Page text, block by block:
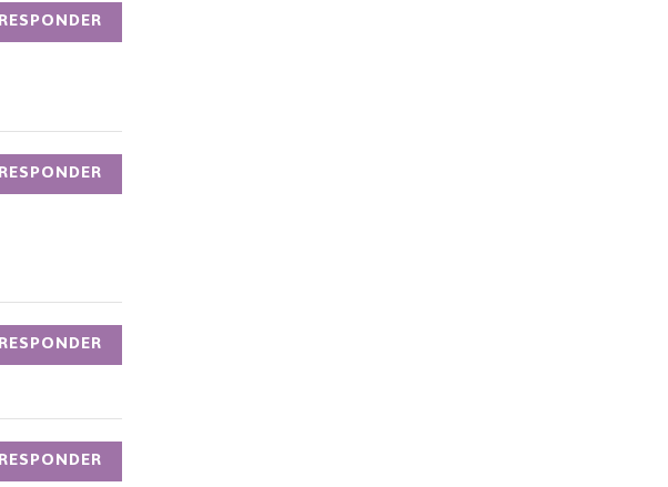
RESPONDER
RESPONDER
RESPONDER
RESPONDER